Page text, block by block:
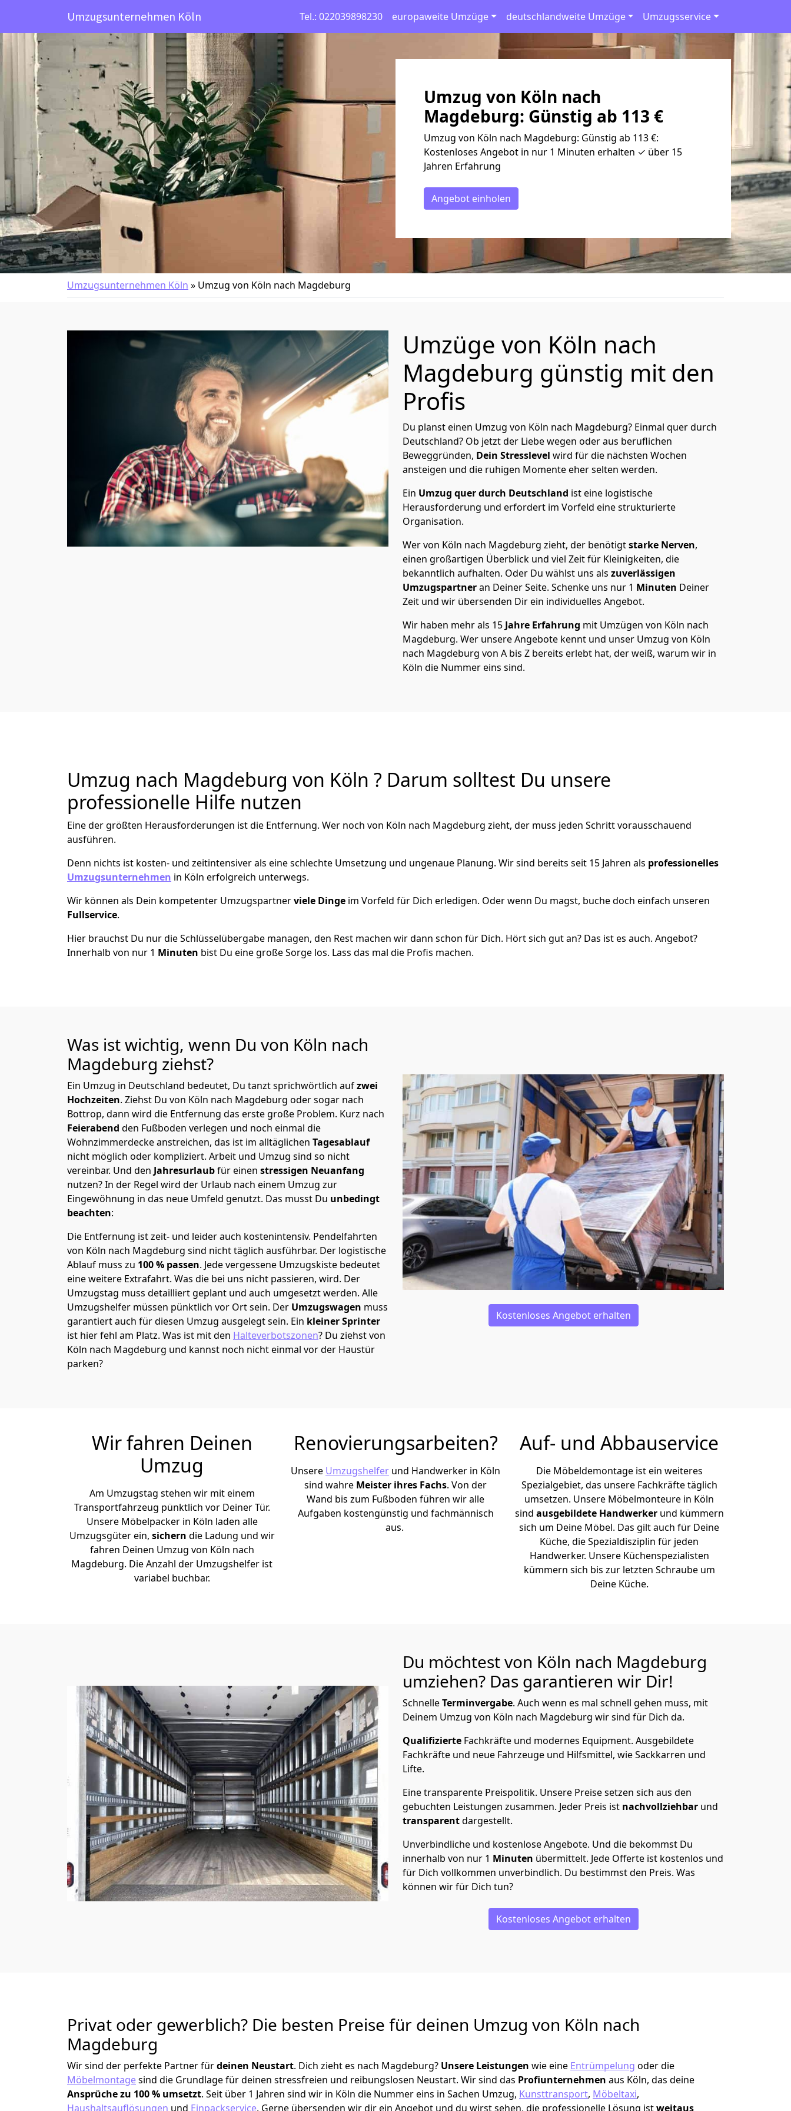
Umzugsunternehmen Köln Tel.: 022039898230 europaweite Umzüge deutschlandweite Umzüge Umzugsservice
Umzug von Köln nach
Magdeburg: Günstig ab 113 €
Umzug von Köln nach Magdeburg: Günstig ab 113 €:
Kostenloses Angebot in nur 1 Minuten erhalten ✓ über 15
Jahren Erfahrung
Angebot einholen
Umzugsunternehmen Köln » Umzug von Köln nach Magdeburg
Umzüge von Köln nach
Magdeburg günstig mit den
Profis
Du planst einen Umzug von Köln nach Magdeburg? Einmal quer durch
Deutschland? Ob jetzt der Liebe wegen oder aus beruflichen
Beweggründen, Dein Stresslevel wird für die nächsten Wochen
ansteigen und die ruhigen Momente eher selten werden.
Ein Umzug quer durch Deutschland ist eine logistische
Herausforderung und erfordert im Vorfeld eine strukturierte
Organisation.
Wer von Köln nach Magdeburg zieht, der benötigtstarke Nerven,
einen großartigen Überblick und viel Zeit für Kleinigkeiten, die
bekanntlich aufhalten. Oder Du wählst uns als zuverlässigen
Umzugspartneran Deiner Seite. Schenke uns nur 1 Minuten Deiner
Zeit und wir übersenden Dir ein individuelles Angebot.
Wir haben mehr als 15 Jahre Erfahrung mit Umzügen von Köln nach
Magdeburg. Wer unsere Angebote kennt und unser Umzug von Köln
nach Magdeburg von A bis Z bereits erlebt hat, der weiß, warum wir in
Köln die Nummer eins sind.
Umzug nach Magdeburg von Köln ? Darum solltest Du unsere
professionelle Hilfe nutzen
Eine der größten Herausforderungen ist die Entfernung. Wer noch von Köln nach Magdeburg zieht, der muss jeden Schritt vorausschauend
ausführen.
Denn nichts ist kosten- und zeitintensiver als eine schlechte Umsetzung und ungenaue Planung. Wir sind bereits seit 15 Jahren als professionelles
Umzugsunternehmen in Köln erfolgreich unterwegs.
Wir können als Dein kompetenter Umzugspartnerviele Dinge im Vorfeld für Dich erledigen. Oder wenn Du magst, buche doch einfach unseren
Fullservice.
Hier brauchst Du nur die Schlüsselübergabe managen, den Rest machen wir dann schon für Dich. Hört sich gut an? Das ist es auch. Angebot?
Innerhalb von nur 1 Minuten bist Du eine große Sorge los. Lass das mal die Profis machen.
Was ist wichtig, wenn Du von Köln nach
Magdeburg ziehst?
Ein Umzug in Deutschland bedeutet, Du tanzt sprichwörtlich aufzwei
Hochzeiten. Ziehst Du von Köln nach Magdeburg oder sogar nach
Bottrop, dann wird die Entfernung das erste große Problem. Kurz nach
Feierabend den Fußboden verlegen und noch einmal die
Wohnzimmerdecke anstreichen, das ist im alltäglichen Tagesablauf
nicht möglich oder kompliziert. Arbeit und Umzug sind so nicht
vereinbar. Und den Jahresurlaubfür einen stressigen Neuanfang
nutzen? In der Regel wird der Urlaub nach einem Umzug zur
Eingewöhnung in das neue Umfeld genutzt. Das musst Du unbedingt
beachten:
Die Entfernung ist zeit- und leider auch kostenintensiv. Pendelfahrten
von Köln nach Magdeburg sind nicht täglich ausführbar. Der logistische
Ablauf muss zu 100 % passen. Jede vergessene Umzugskiste bedeutet
eine weitere Extrafahrt. Was die bei uns nicht passieren, wird. Der
Umzugstag muss detailliert geplant und auch umgesetzt werden. Alle
Umzugshelfer müssen pünktlich vor Ort sein. Der Umzugswagen muss
garantiert auch für diesen Umzug ausgelegt sein. Ein kleiner Sprinter
ist hier fehl am Platz. Was ist mit den Halteverbotszonen? Du ziehst von
Köln nach Magdeburg und kannst noch nicht einmal vor der Haustür
parken?
Kostenloses Angebot erhalten
Wir fahren Deinen
Umzug
Am Umzugstag stehen wir mit einem
Transportfahrzeug pünktlich vor Deiner Tür.
Unsere Möbelpacker in Köln laden alle
Umzugsgüter ein, sichern die Ladung und wir
fahren Deinen Umzug von Köln nach
Magdeburg. Die Anzahl der Umzugshelfer ist
variabel buchbar.
Renovierungsarbeiten?
Unsere Umzugshelfer und Handwerker in Köln
sind wahre Meister ihres Fachs. Von der
Wand bis zum Fußboden führen wir alle
Aufgaben kostengünstig und fachmännisch
aus.
Auf- und Abbauservice
Die Möbeldemontage ist ein weiteres
Spezialgebiet, das unsere Fachkräfte täglich
umsetzen. Unsere Möbelmonteure in Köln
sind ausgebildete Handwerker und kümmern
sich um Deine Möbel. Das gilt auch für Deine
Küche, die Spezialdisziplin für jeden
Handwerker. Unsere Küchenspezialisten
kümmern sich bis zur letzten Schraube um
Deine Küche.
Du möchtest von Köln nach Magdeburg
umziehen? Das garantieren wir Dir!
SchnelleTerminvergabe. Auch wenn es mal schnell gehen muss, mit
Deinem Umzug von Köln nach Magdeburg wir sind für Dich da.
Qualifizierte Fachkräfte und modernes Equipment. Ausgebildete
Fachkräfte und neue Fahrzeuge und Hilfsmittel, wie Sackkarren und
Lifte.
Eine transparente Preispolitik. Unsere Preise setzen sich aus den
gebuchten Leistungen zusammen. Jeder Preis ist nachvollziehbar und
transparentdargestellt.
Unverbindliche und kostenlose Angebote. Und die bekommst Du
innerhalb von nur 1 Minuten übermittelt. Jede Offerte ist kostenlos und
für Dich vollkommen unverbindlich. Du bestimmst den Preis. Was
können wir für Dich tun?
Kostenloses Angebot erhalten
Privat oder gewerblich? Die besten Preise für deinen Umzug von Köln nach
Magdeburg
Wir sind der perfekte Partner fürdeinen Neustart. Dich zieht es nach Magdeburg? Unsere Leistungen wie eine Entrümpelung oder die
Möbelmontagesind die Grundlage für deinen stressfreien und reibungslosen Neustart. Wir sind das Profiunternehmen aus Köln, das deine
Ansprüche zu 100 % umsetzt. Seit über 1 Jahren sind wir in Köln die Nummer eins in Sachen Umzug, Kunsttransport, Möbeltaxi,
Haushaltsauflösungen und Einpackservice. Gerne übersenden wir dir ein Angebot und du wirst sehen, die professionelle Lösung istweitaus